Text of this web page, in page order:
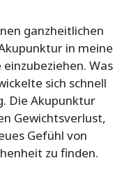
ganzheitlichen
in meine
einzubeziehen. Was
sich schnell
Die Akupunktur
Gewichtsverlust,
Gefühl von
zu finden.